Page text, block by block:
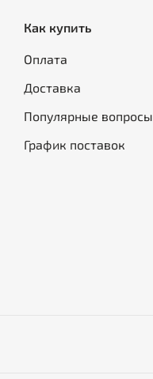
Как купить
Оплата
Доставка
Популярные вопросы
График поставок